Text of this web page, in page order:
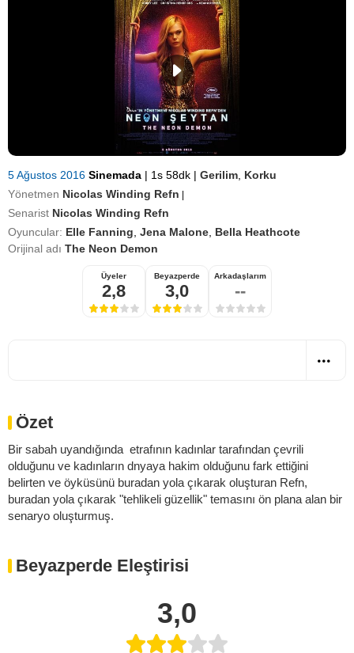
5 Ağustos 2016 Sinemada | 1s 58dk | Gerilim Korku
Yönetmen Nicolas Winding Refn
Senarist Nicolas Winding Refn
Oyuncular: Elle Fanning Jena Malone Bella Heathcote
Orijinal adı The Neon Demon
Üyeler
2,8
Beyazperde
3,0
Arkadaşlarım
--
Özet
Bir sabah uyandığında etrafının kadınlar tarafından çevrili
olduğunu ve kadınların dnyaya hakim olduğunu fark ettiğini
belirten ve öyküsünü buradan yola çıkarak oluşturan Refn,
buradan yola çıkarak "tehlikeli güzellik" temasını ön plana alan bir
senaryo oluşturmuş.
Beyazperde Eleştirisi
3,0